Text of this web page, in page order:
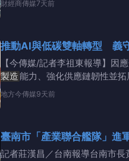
財經商傳媒7天前
推動AI與低碳雙軸轉型 義
【今傳媒/記者李祖東報導】因
製造能力、強化供應鏈韌性並
力新局－綠
地方今傳媒9天前
臺南市「產業聯合艦隊」
記者莊漢昌／台南報導台南市